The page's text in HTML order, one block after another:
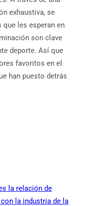
exhaustiva, se
que les esperan en
son clave
deporte. Así que
favoritos en el
han puesto detrás
la relación de
la industria de la